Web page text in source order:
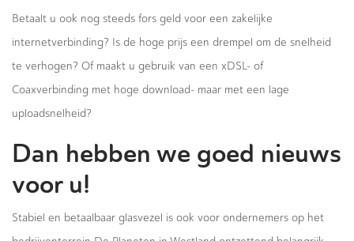
Betaalt u ook nog steeds fors geld voor een zakelijke
internetverbinding? Is de hoge prijs een drempel om de snelheid
te verhogen? Of maakt u gebruik van een xDSL- of
Coaxverbinding met hoge download- maar met een lage
uploadsnelheid?
Dan hebben we goed nieuws
voor u!
Stabiel en betaalbaar glasvezel is ook voor ondernemers op het